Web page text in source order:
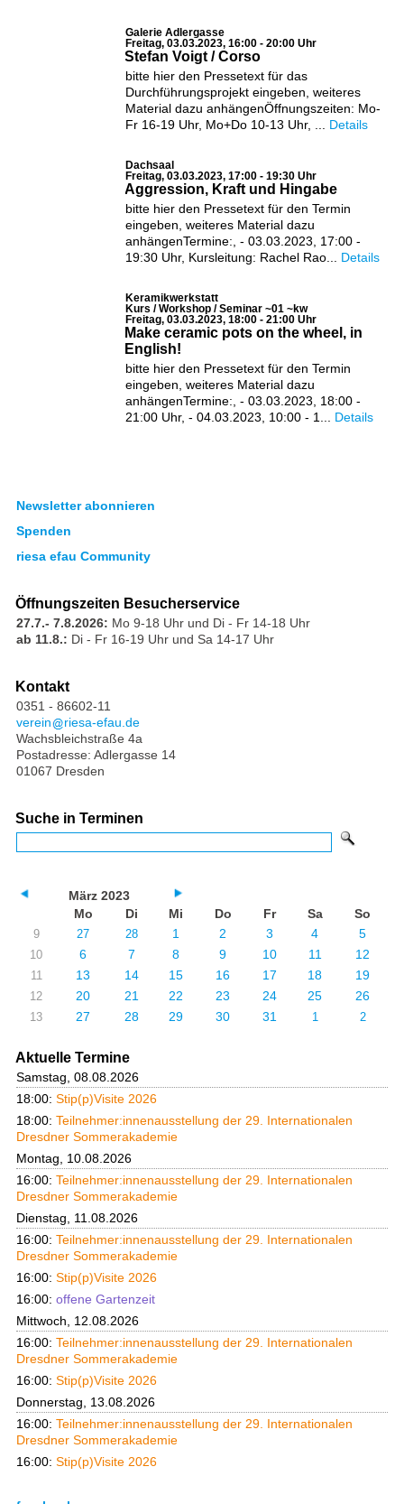
Galerie Adlergasse
Freitag, 03.03.2023, 16:00 - 20:00 Uhr
Stefan Voigt / Corso
bitte hier den Pressetext für das
Durchführungsprojekt eingeben, weiteres
Material dazu anhängenÖffnungszeiten: Mo-
Fr 16-19 Uhr, Mo+Do 10-13 Uhr, ... Details
Dachsaal
Freitag, 03.03.2023, 17:00 - 19:30 Uhr
Aggression, Kraft und Hingabe
bitte hier den Pressetext für den Termin
eingeben, weiteres Material dazu
anhängenTermine:, - 03.03.2023, 17:00 -
19:30 Uhr, Kursleitung: Rachel Rao... Details
Keramikwerkstatt
Kurs / Workshop / Seminar ~01 ~kw
Freitag, 03.03.2023, 18:00 - 21:00 Uhr
Make ceramic pots on the wheel, in
English!
bitte hier den Pressetext für den Termin
eingeben, weiteres Material dazu
anhängenTermine:, - 03.03.2023, 18:00 -
21:00 Uhr, - 04.03.2023, 10:00 - 1... Details
Newsletter abonnieren
Spenden
riesa efau Community
Öffnungszeiten Besucherservice
27.7.- 7.8.2026: Mo 9-18 Uhr und Di - Fr 14-18 Uhr
ab 11.8.: Di - Fr 16-19 Uhr und Sa 14-17 Uhr
Kontakt
0351 - 86602-11
verein
riesa-efau.de
Wachsbleichstraße 4a
Postadresse: Adlergasse 14
01067 Dresden
Suche in Terminen
März 2023
Mo
Di Mi Do Fr Sa So
9 27 28 1 2 3 4 5
10 6 7 8 9 10 11 12
11 13 14 15 16 17 18 19
12 20 21 22 23 24 25 26
13 27 28 29 30 31 1 2
Aktuelle Termine
Samstag, 08.08.2026
18:00: Stip(p)Visite 2026
18:00: Teilnehmer:innenausstellung der 29. Internationalen
Dresdner Sommerakademie
Montag, 10.08.2026
16:00: Teilnehmer:innenausstellung der 29. Internationalen
Dresdner Sommerakademie
Dienstag, 11.08.2026
16:00: Teilnehmer:innenausstellung der 29. Internationalen
Dresdner Sommerakademie
16:00: Stip(p)Visite 2026
16:00: offene Gartenzeit
Mittwoch, 12.08.2026
16:00: Teilnehmer:innenausstellung der 29. Internationalen
Dresdner Sommerakademie
16:00: Stip(p)Visite 2026
Donnerstag, 13.08.2026
16:00: Teilnehmer:innenausstellung der 29. Internationalen
Dresdner Sommerakademie
16:00: Stip(p)Visite 2026